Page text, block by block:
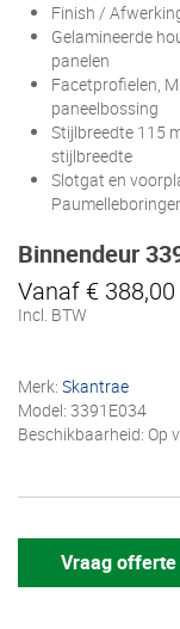
Finish /
Gelamineerde
panelen
Facetprofielen,
paneelbossing
Stijlbreedte 115
stijlbreedte
Slotgat en
Binnendeur
Vanaf € 388,00
Incl. BTW
Merk: Skantrae
Model: 3391E034
Beschikbaarheid: Op
Vraag offerte